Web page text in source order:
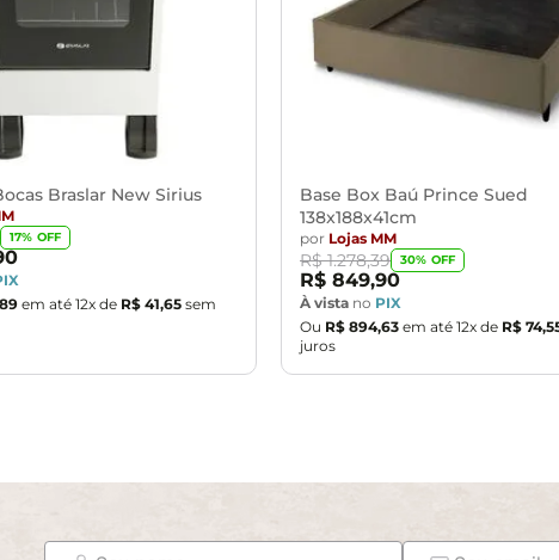
Braslar New Sirius
17% OFF
89 em até 12x de R$ 41,65 sem
Base Box Baú Prince Sued
138x188x41cm
por Lojas MM
R$ 1.278,39 30% OFF
R$ 849,90
À vista no PIX
Ou R$ 894,63 em até 12x de R$ 74,
juros